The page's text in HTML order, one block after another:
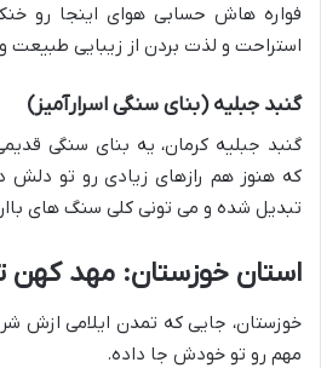
فواره هاش حسابی هوای اینجا رو
استراحت و لذت بردن از زیبایی طبیعت
گنبد جبلیه (بنای سنگی اسرارآمیز)
گنبد جبلیه کرمان، یه بنای سنگی
که هنوز هم رازهای زیادی رو تو دلش
تبدیل شده و می تونی کلی سنگ های
استان خوزستان: مهد کهن
خوزستان، جایی که تمدن ایلامی ازش
مهم رو تو خودش جا داده.